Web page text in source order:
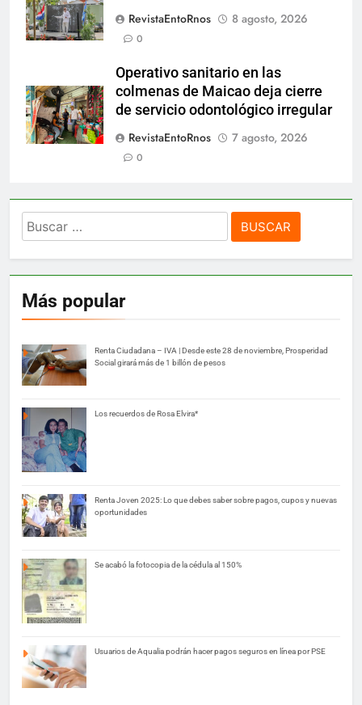
RevistaEntoRnos
8 agosto, 2026
0
Operativo sanitario en las
colmenas de Maicao deja cierre
de servicio odontológico irregular
RevistaEntoRnos
7 agosto, 2026
0
Buscar:
Más popular
Renta Ciudadana – IVA | Desde este 28 de noviembre, Prosperidad
Social girará más de 1 billón de pesos
Los recuerdos de Rosa Elvira*
Renta Joven 2025: Lo que debes saber sobre pagos, cupos y nuevas
oportunidades
Se acabó la fotocopia de la cédula al 150%
Usuarios de Aqualia podrán hacer pagos seguros en línea por PSE